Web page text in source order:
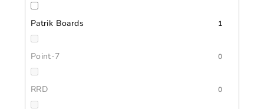
Patrik Boards 1
Point-7 0
RRD 0